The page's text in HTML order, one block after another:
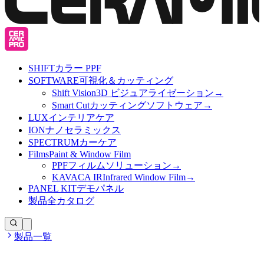
SHIFTカラー PPF
SOFTWARE可視化＆カッティング
Shift Vision3D ビジュアライゼーション →
Smart Cutカッティングソフトウェア →
LUXインテリアケア
IONナノセラミックス
SPECTRUMカーケア
FilmsPaint & Window Film
PPFフィルムソリューション →
KAVACA IRInfrared Window Film→
PANEL KITデモパネル
製品全カタログ
製品一覧